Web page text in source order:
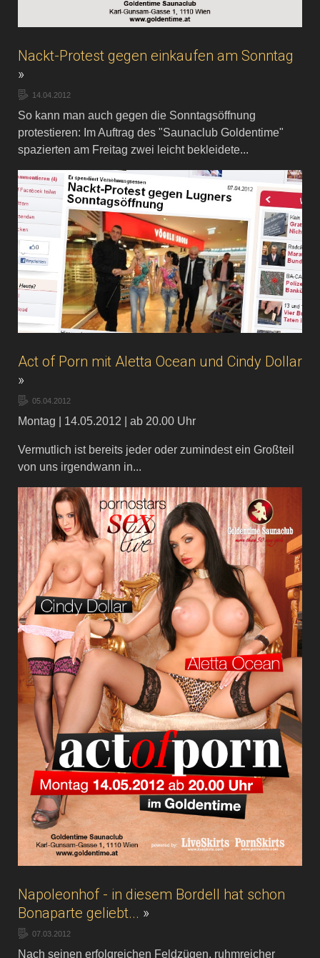
Nackt-Protest gegen einkaufen am Sonntag
»
14.04.2012
So kann man auch gegen die Sonntagsöffnung
protestieren: Im Auftrag des "Saunaclub Goldentime"
spazierten am Freitag zwei leicht bekleidete...
Act of Porn mit Aletta Ocean und Cindy Dollar
»
05.04.2012
Montag | 14.05.2012 | ab 20.00 Uhr
Vermutlich ist bereits jeder oder zumindest ein Großteil
von uns irgendwann in...
Napoleonhof - in diesem Bordell hat schon
Bonaparte geliebt... »
07.03.2012
Nach seinen erfolgreichen Feldzügen, ruhmreicher